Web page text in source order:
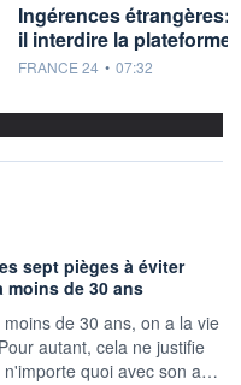
Ingérences étrangères:
il interdire la plateforme
information fournie par
FRANCE 24 • 07:32
sept pièges à éviter
moins de 30 ans
de 30 ans, on a la vie
autant, cela ne justifie
n'importe quoi avec son a…